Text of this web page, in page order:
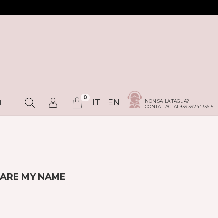
0
IT EN
NON SAI LA TAGLIA?
CONTATTACI AL +39 3924433615
MY NAME